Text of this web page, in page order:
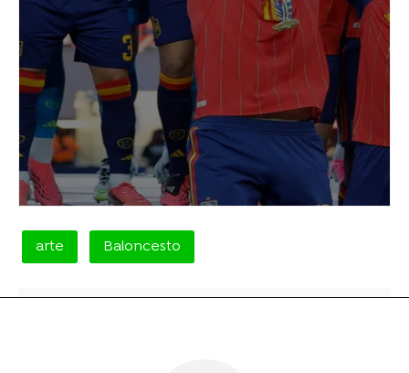
arte Baloncesto